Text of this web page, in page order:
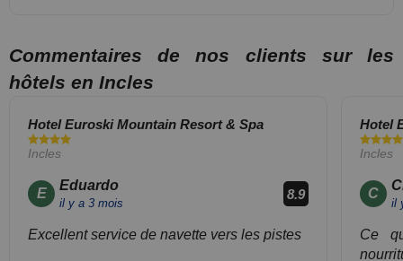
Commentaires de nos clients sur les
hôtels en Incles
Hotel Euroski Mountain Resort & Spa
Incles
E
Eduardo
il y a 3 mois
8.9
Excellent service de navette vers les pistes
Hotel
Incles
C
il
Ce